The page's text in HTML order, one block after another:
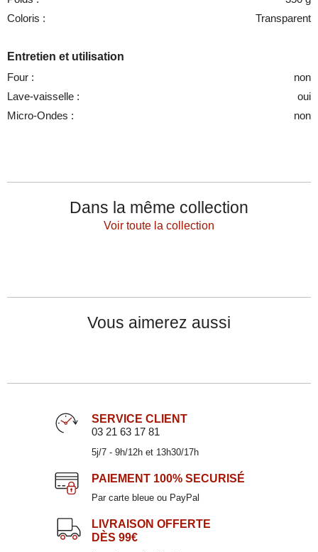
Coloris :
Transparent
Entretien et utilisation
Four :
non
Lave-vaisselle :
oui
Micro-Ondes :
non
Dans la même collection
Voir toute la collection
Gobelet bas en verre 32cl
8,50 €
Vous aimerez aussi
SERVICE CLIENT
03 21 63 17 81
5j/7 - 9h/12h et 13h30/17h
PAIEMENT 100% SECURISÉ
Par carte bleue ou PayPal
LIVRAISON OFFERTE
DÈS 99€